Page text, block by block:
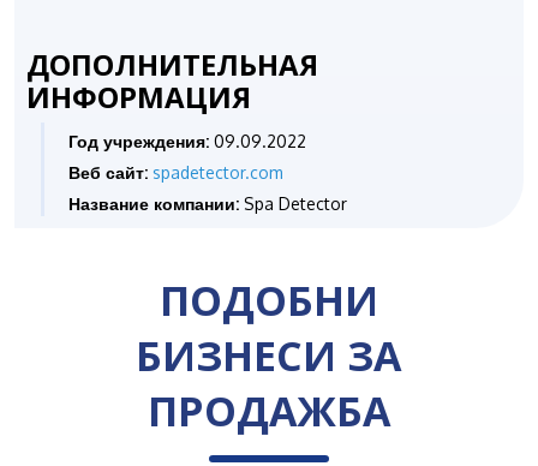
ДОПОЛНИТЕЛЬНАЯ
ИНФОРМАЦИЯ
Год учреждения: 09.09.2022
Веб сайт: spadetector.com
Название компании: Spa Detector
ПОДОБНИ
БИЗНЕСИ ЗА
ПРОДАЖБА